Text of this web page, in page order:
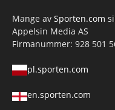
Mange av Sporten.com
Appelsin Media AS
Firmanummer: 928 501
pl.sporten.com
en.sporten.com